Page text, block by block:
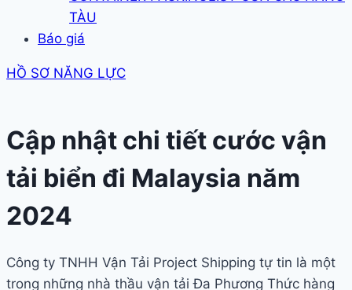
TÀU
Báo giá
HỒ SƠ NĂNG LỰC
Cập nhật chi tiết cước vận
tải biển đi Malaysia năm
2024
Công ty TNHH Vận Tải Project Shipping tự tin là một
trong những nhà thầu vận tải Đa Phương Thức hàng